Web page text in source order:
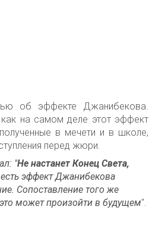
об эффекте Джанибекова.
как на самом деле этот эффект
в мечети и в школе,
перед жюри.
"Не настанет Конец Света,
эффект Джанибекова
Сопоставление того же
может произойти в будущем".